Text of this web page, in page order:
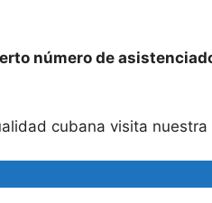
número de
cubana visita nuestra